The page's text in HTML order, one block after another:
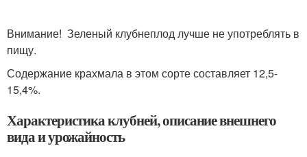
Внимание! Зеленый клубнеплод лучше не употреблять в
пищу.
Содержание крахмала в этом сорте составляет 12,5-
15,4%.
Характеристика клубней, описание внешнего
вида и урожайность